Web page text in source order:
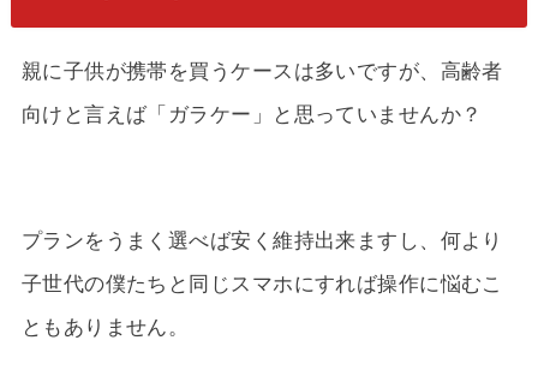
親に子供が携帯を買うケースは多いですが、高齢者
向けと言えば「ガラケー」と思っていませんか？
プランをうまく選べば安く維持出来ますし、何より
子世代の僕たちと同じスマホにすれば操作に悩むこ
ともありません。